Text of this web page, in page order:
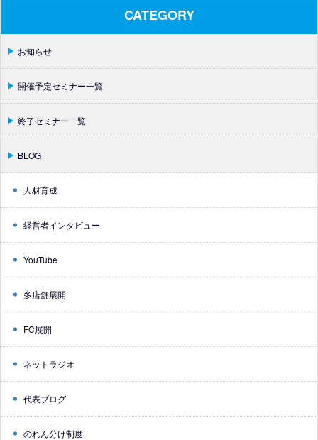
CATEGORY
お知らせ
開催予定セミナー一覧
終了セミナー一覧
BLOG
人材育成
経営者インタビュー
YouTube
多店舗展開
FC展開
ネットラジオ
代表ブログ
のれん分け制度